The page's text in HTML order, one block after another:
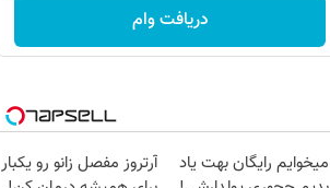
دریافت وام
میخوایم رایگان بهت یاد
آرتروز مفصل زانو رو یکبار